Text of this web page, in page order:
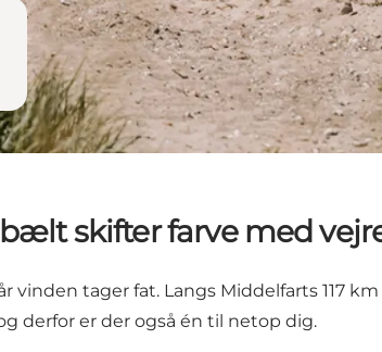
skifter farve med
tager fat. Langs Middelfarts 117
derfor er der også én til netop dig.